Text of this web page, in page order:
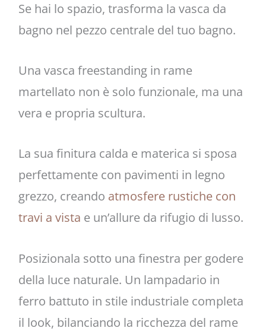
Se hai lo spazio, trasforma la vasca da
bagno nel pezzo centrale del tuo bagno.
Una vasca freestanding in rame
martellato non è solo funzionale, ma una
vera e propria scultura.
La sua finitura calda e materica si sposa
perfettamente con pavimenti in legno
grezzo, creando atmosfere rustiche con
travi a vista e un’allure da rifugio di lusso.
Posizionala sotto una finestra per godere
della luce naturale. Un lampadario in
ferro battuto in stile industriale completa
il look, bilanciando la ricchezza del rame